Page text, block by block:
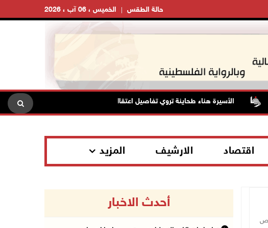
الخميس ، 06 آب ، 2026 حالة الطقس
الأسيرة هناء طحاينة تروي تفاصيل اعتقالها: حُرمت من وداع أطفالها وتعرضت للإهانة
اقتصاد الارشيف المزيد
أحدث الاخبار